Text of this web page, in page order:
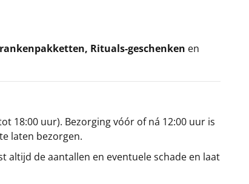
, Rituals-geschenken en
18:00 uur). Bezorging vóór of ná 12:00 uur is
laten bezorgen.
altijd de aantallen en eventuele schade en laat